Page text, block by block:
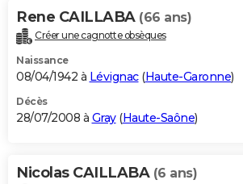
Rene CAILLABA (66 ans)
Créer une cagnotte obsèques
Naissance
08/04/1942 à Lévignac(Haute-Garonne)
Décès
28/07/2008 à Gray(Haute-Saône)
Nicolas CAILLABA (6 ans)